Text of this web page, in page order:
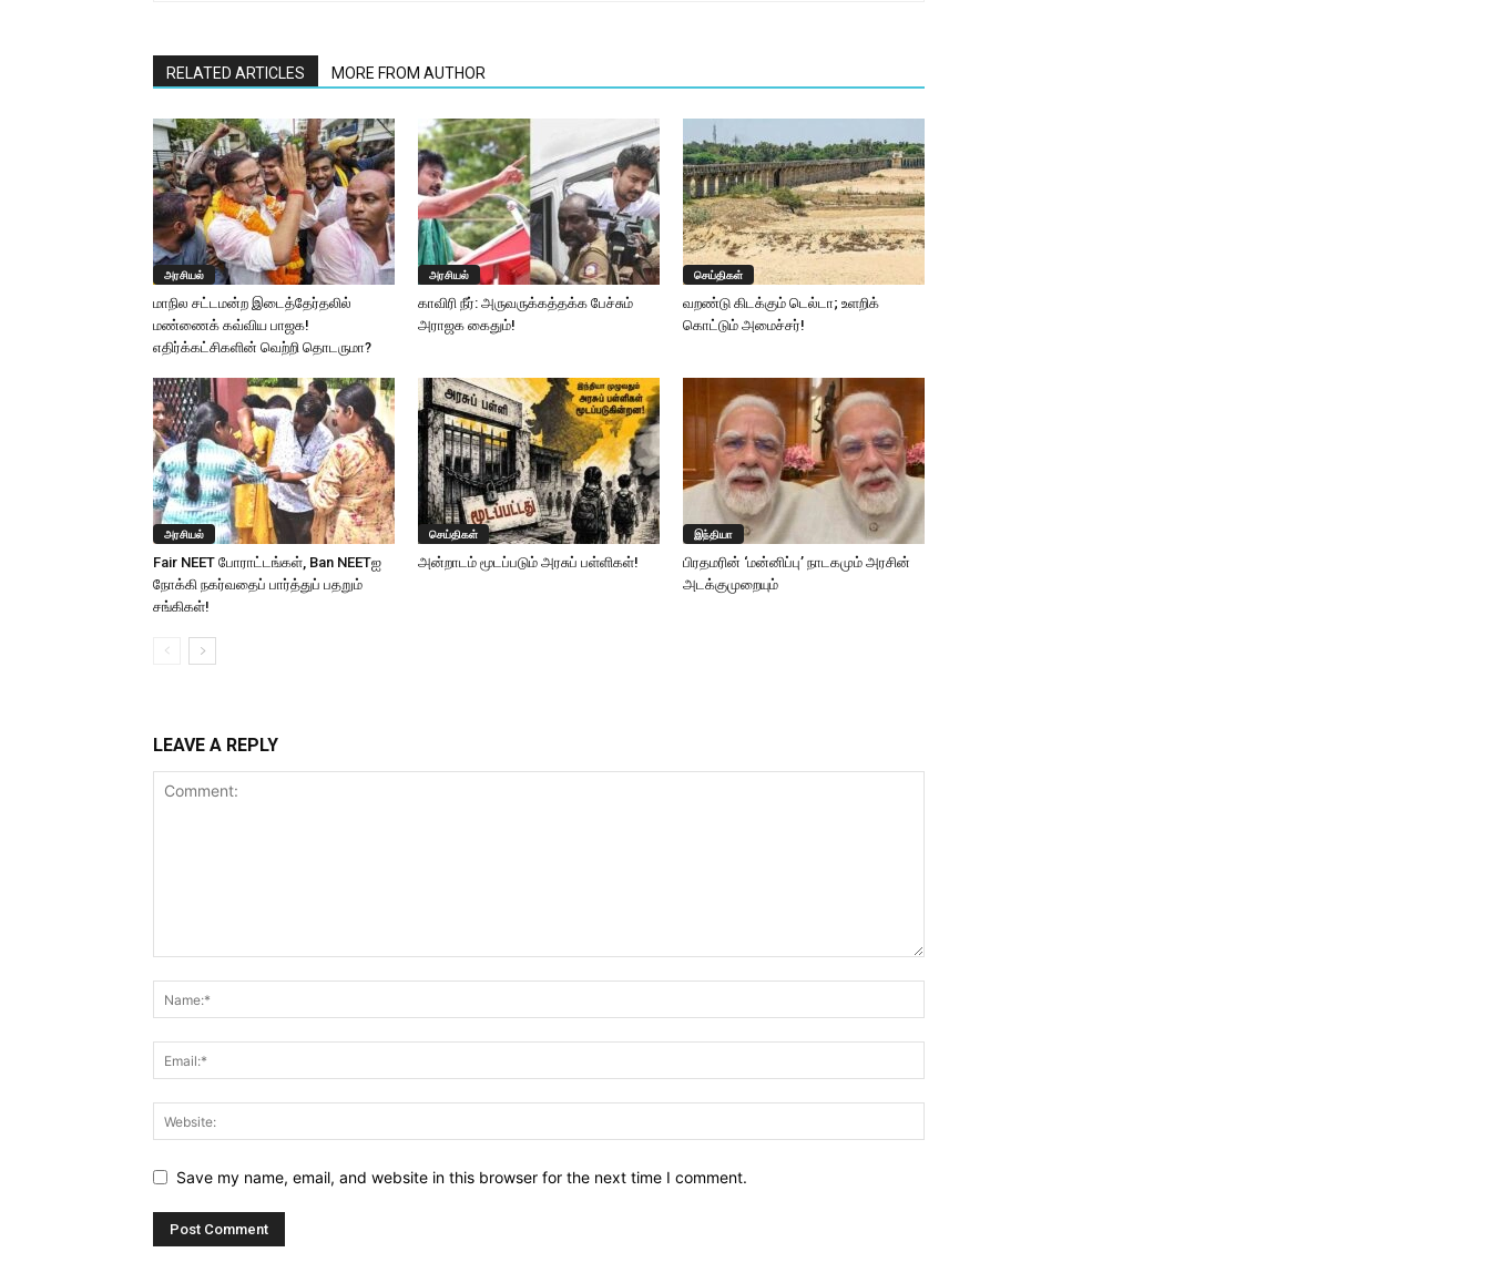
RELATED ARTICLES MORE FROM AUTHOR
அரசியல்
மாநில சட்டமன்ற இடைத்தேர்தலில்
மண்ணைக் கவ்விய பாஜக!
எதிர்க்கட்சிகளின் வெற்றி தொடருமா?
அரசியல்
காவிரி நீர்: அருவருக்கத்தக்க பேச்சும்
அராஜக கைதும்!
செய்திகள்
வறண்டு கிடக்கும் டெல்டா; உளறிக்
கொட்டும் அமைச்சர்!
அரசியல்
Fair NEET போராட்டங்கள், Ban NEETஐ
நோக்கி நகர்வதைப் பார்த்துப் பதறும்
சங்கிகள்!
செய்திகள்
அன்றாடம் மூடப்படும் அரசுப் பள்ளிகள்!
இந்தியா
பிரதமரின் ‘மன்னிப்பு’ நாடகமும் அரசின்
அடக்குமுறையும்
LEAVE A REPLY
Save my name, email, and website in this browser for the next time I comment.